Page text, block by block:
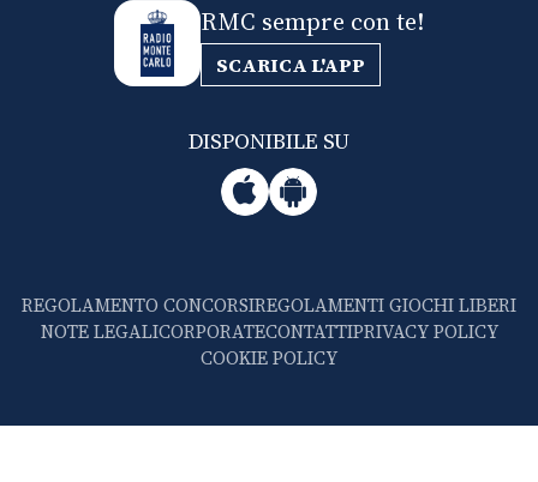
RMC sempre con te!
SCARICA L'APP
DISPONIBILE SU
REGOLAMENTO CONCORSIREGOLAMENTI GIOCHI LIBERI
NOTE LEGALICORPORATECONTATTIPRIVACY POLICY
COOKIE POLICY